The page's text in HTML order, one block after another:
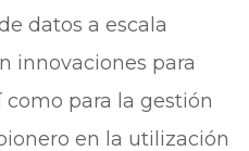
datos a escala
innovaciones para
para la gestión
en la utilización